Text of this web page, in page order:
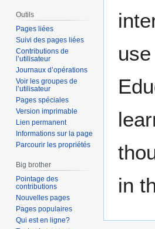
in
Outils
Pages liées
Suivi des pages liées
Contributions de
l’utilisateur
Journaux d’opérations
Voir les groupes de
l’utilisateur
Pages spéciales
Version imprimable
Lien permanent
Informations sur la page
Parcourir les propriétés
Big brother
Pointage des
contributions
Nouvelles pages
Pages populaires
Qui est en ligne?